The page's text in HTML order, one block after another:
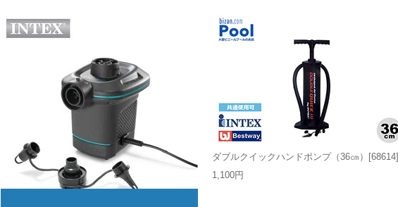
ダブルクイックハンドポンプ（36㎝）[68614]
1,100円